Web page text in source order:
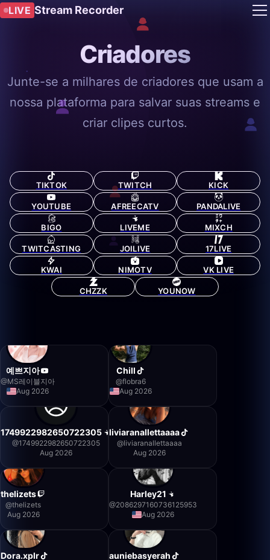
LIVE Stream Recorder
Criadores
Junte-se a milhares de criadores que usam a
nossa plataforma para salvar suas streams e
criar clipes curtos.
TIKTOK TWITCH KICK
YOUTUBE AFREECATV PANDALIVE
BIGO LIVEME MIXCH
TWITCASTING JOILIVE 17LIVE
KWAI NIMOTV VK LIVE
CHZZK YOUNOW
예쁘지아
@MS레이블지아
Aug 2026
Chill
@flobra6
Aug 2026
1749922982650722305
@1749922982650722305
Aug 2026
liviaranallettaaaa
@liviaranallettaaaa
Aug 2026
thelizets
@thelizets
Aug 2026
Harley21
@2086297160736125953
Aug 2026
Dora.xplr auniebasyerah